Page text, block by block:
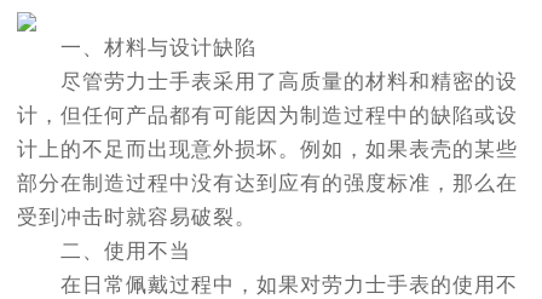
一、材料与设计缺陷
尽管劳力士手表采用了高质量的材料和精密的设
计，但任何产品都有可能因为制造过程中的缺陷或设
计上的不足而出现意外损坏。例如，如果表壳的某些
部分在制造过程中没有达到应有的强度标准，那么在
受到冲击时就容易破裂。
二、使用不当
在日常佩戴过程中，如果对劳力士手表的使用不